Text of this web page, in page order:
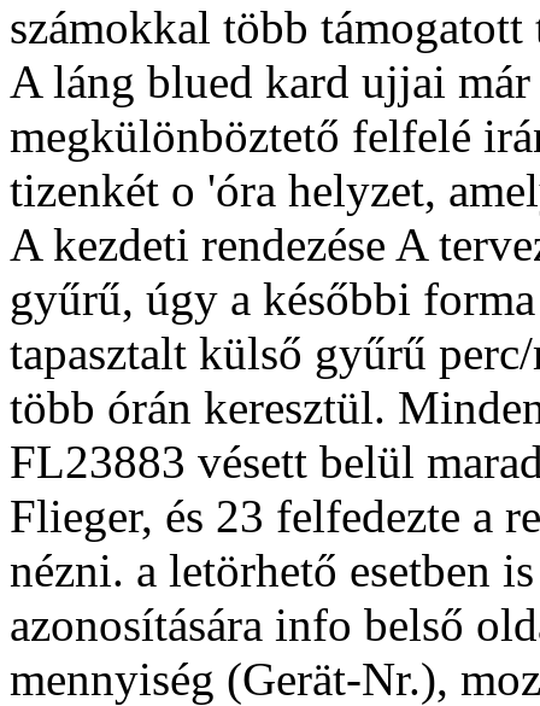
számokkal több
A láng blued kard ujjai
megkülönböztető felfelé
tizenkét o 'óra helyzet,
A kezdeti rendezése A
gyűrű, úgy a későbbi
tapasztalt külső gyűrű
több órán keresztül.
FL23883 vésett belül
Flieger, és 23 felfedezte a
nézni. a letörhető esetben
azonosítására info belső
mennyiség (Gerät-Nr.),